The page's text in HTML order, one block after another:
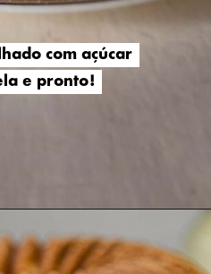
com açúcar
e pronto!
com açúcar
e pronto!